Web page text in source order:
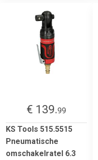
€ 139.99
KS Tools 515.5515
Pneumatische
omschakelratel 6.3